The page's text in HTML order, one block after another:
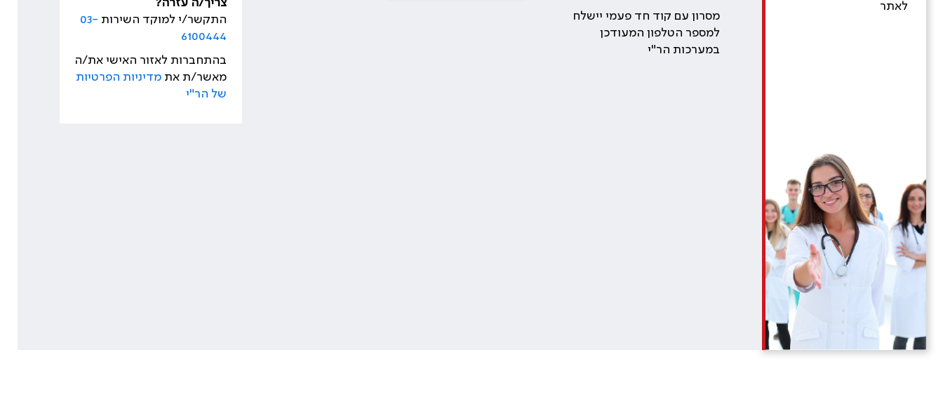
לאתר
מסרון עם קוד חד פעמי יישלח
למספר הטלפון המעודכן
במערכות הר"י
צריך/ה עזרה?
התקשר/י למוקד השירות 03-
6100444
בהתחברות לאזור האישי את/ה
מאשר/ת אתמדיניות הפרטיות
של הר"י